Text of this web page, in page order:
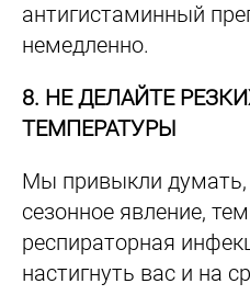
антигистаминный
немедленно.
8. НЕ ДЕЛАЙТЕ
ТЕМПЕРАТУРЫ
Мы привыкли думать,
сезонное явление,
респираторная
настигнуть вас и на